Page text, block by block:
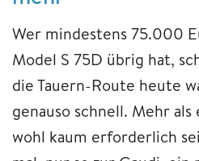
Wer mindestens 75.000
Model S 75D übrig hat,
die Tauern-Route heute
genauso schnell. Mehr
wohl kaum erforderlich